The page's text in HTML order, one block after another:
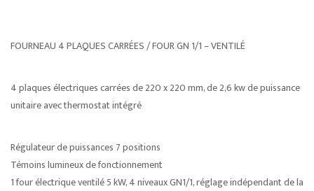
FOURNEAU 4 PLAQUES CARRÉES / FOUR GN 1/1 – VENTILÉ
4 plaques électriques carrées de 220 x 220 mm, de 2,6 kw de puissance
unitaire avec thermostat intégré
Régulateur de puissances 7 positions
Témoins lumineux de fonctionnement
1 four électrique ventilé 5 kW, 4 niveaux GN1/1, réglage indépendant de la